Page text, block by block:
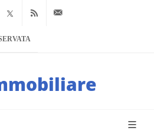
Facebook
x.com Feed RSS